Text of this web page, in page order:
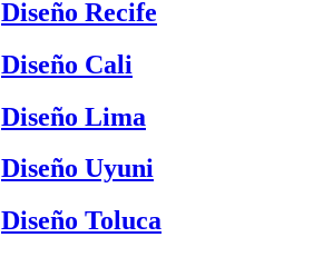
Diseño Recife
Diseño Cali
Diseño Lima
Diseño Uyuni
Diseño Toluca